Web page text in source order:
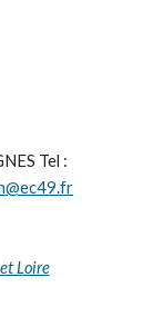
Tel :
Loire